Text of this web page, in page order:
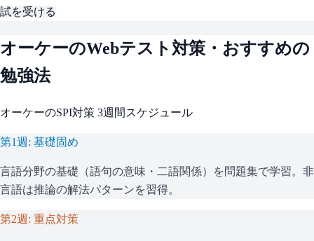
試を受ける
オーケーのWebテスト対策・おすすめの
勉強法
オーケーのSPI対策 3週間スケジュール
第1週: 基礎固め
言語分野の基礎（語句の意味・二語関係）を問題集で学習。非
言語は推論の解法パターンを習得。
第2週: 重点対策